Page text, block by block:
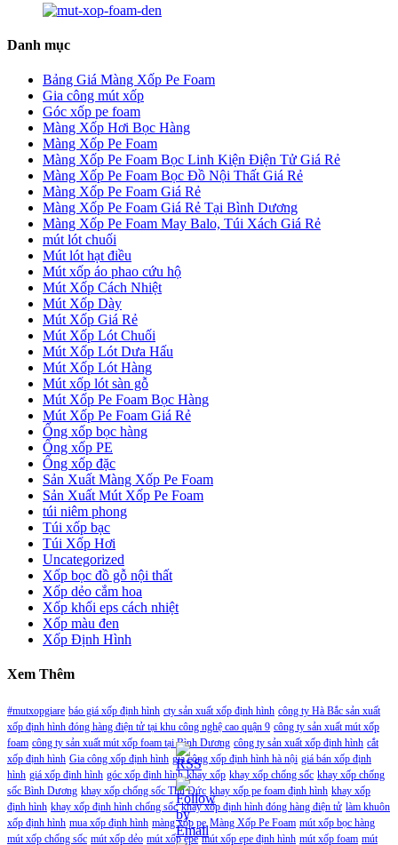
Danh mục
Bảng Giá Màng Xốp Pe Foam
Gia công mút xốp
Góc xốp pe foam
Màng Xốp Hơi Bọc Hàng
Màng Xốp Pe Foam
Màng Xốp Pe Foam Bọc Linh Kiện Điện Tử Giá Rẻ
Màng Xốp Pe Foam Bọc Đồ Nội Thất Giá Rẻ
Màng Xốp Pe Foam Giá Rẻ
Màng Xốp Pe Foam Giá Rẻ Tại Bình Dương
Màng Xốp Pe Foam May Balo, Túi Xách Giá Rẻ
mút lót chuối
Mút lót hạt điều
Mút xốp áo phao cứu hộ
Mút Xốp Cách Nhiệt
Mút Xốp Dày
Mút Xốp Giá Rẻ
Mút Xốp Lót Chuối
Mút Xốp Lót Dưa Hấu
Mút Xốp Lót Hàng
Mút xốp lót sàn gỗ
Mút Xốp Pe Foam Bọc Hàng
Mút Xốp Pe Foam Giá Rẻ
Ống xốp bọc hàng
Ống xốp PE
Ống xốp đặc
Sản Xuất Màng Xốp Pe Foam
Sản Xuất Mút Xốp Pe Foam
túi niêm phong
Túi xốp bạc
Túi Xốp Hơi
Uncategorized
Xốp bọc đồ gỗ nội thất
Xốp dẻo cắm hoa
Xốp khối eps cách nhiệt
Xốp màu đen
Xốp Định Hình
Xem Thêm
#mutxopgiare báo giá xốp định hình cty sản xuất xốp định hình công ty Hà Bắc sản xuất
xốp định hình đóng hàng điện tử tại khu công nghệ cao quận 9 công ty sản xuất mút xốp
foam công ty sản xuất mút xốp foam tại Bình Dương công ty sản xuất xốp định hình cắt
xốp định hình Gia công xốp định hình gia công xốp định hình hà nội giá bán xốp định
hình giá xốp định hình góc xốp định hình khay xốp khay xốp chống sốc khay xốp chống
sốc Bình Dương khay xốp chống sốc Thủ Đức khay xốp pe foam định hình khay xốp
định hình khay xốp định hình chống sốc khay xốp định hình đóng hàng điện tử làm khuôn
xốp định hình mua xốp định hình màng xốp pe Màng Xốp Pe Foam mút xốp bọc hàng
mút xốp chống sốc mút xốp dẻo mút xốp epe mút xốp epe định hình mút xốp foam mút